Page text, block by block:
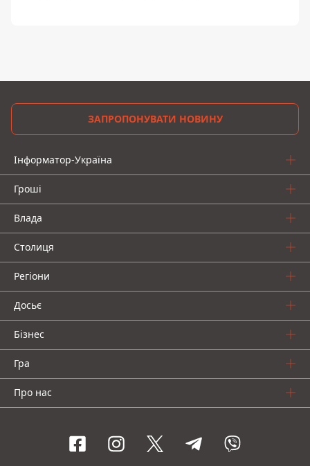
ЗАПРОПОНУВАТИ НОВИНУ
Інформатор-Україна
Гроші
Влада
Столиця
Регіони
Досьє
Бізнес
Гра
Про нас